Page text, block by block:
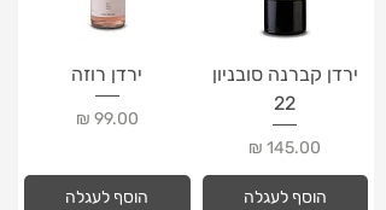
ירדן קברנה סובניון
22
מחיר
הוסף לעגלה
ירדן רוזה
מחיר
הוסף לעגלה